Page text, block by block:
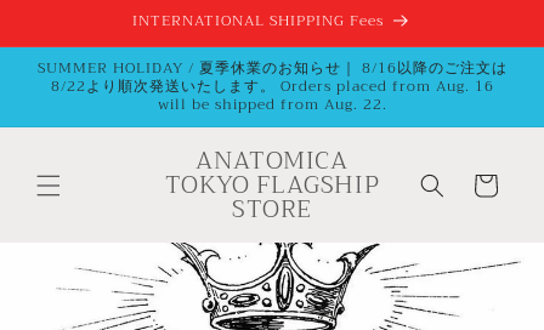
進む
INTERNATIONAL SHIPPING Fees
SUMMER HOLIDAY / 夏季休業のお知らせ｜ 8/16以降のご注文は
8/22より順次発送いたします。 Orders placed from Aug. 16
will be shipped from Aug. 22.
ANATOMICA
TOKYO FLAGSHIP
STORE
ー